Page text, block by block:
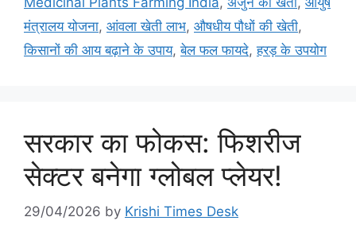
मंत्रालय योजना, आंवला खेती लाभ, औषधीय पौधों की खेती,
किसानों की आय बढ़ाने के उपाय,बेल फल फायदे,हरड़ के उपयोग
सरकार का फोकस: फिशरीज
सेक्टर बनेगा ग्लोबल प्लेयर!
29/04/2026 by Krishi Times Desk